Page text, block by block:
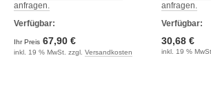
anfragen.
Verfügbar:
Ihr Preis 67,90 €
inkl. 19 % MwSt. zzgl. Versandkosten
anfragen.
Verfügbar:
30,68 €
inkl. 19 %